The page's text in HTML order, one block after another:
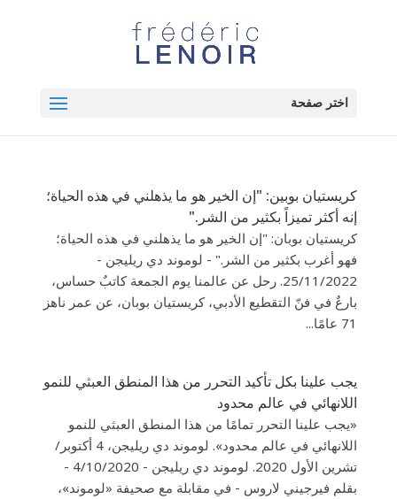
اختر صفحة
كريستيان بوبين: "إن الخير هو ما يذهلني في هذه الحياة؛
إنه أكثر تميزاً بكثير من الشر."
كريستيان بوبان: "إن الخير هو ما يذهلني في هذه الحياة؛
فهو أغرب بكثير من الشر." - لوموند دي ريليجن -
25/11/2022. رحل عن عالمنا يوم الجمعة كاتبٌ حساس،
بارعٌ في فنّ التقطيع الأدبي، كريستيان بوبان، عن عمر ناهز
71 عامًا...
يجب علينا بكل تأكيد التحرر من هذا المنطق العبثي للنمو
اللانهائي في عالم محدود
«يجب علينا التحرر تمامًا من هذا المنطق العبثي للنمو
اللانهائي في عالم محدود». لوموند دي ريليجن، 4 أكتوبر/
تشرين الأول 2020. لوموند دي ريليجن - 4/10/2020 -
بقلم فيرجيني لاروس - في مقابلة مع صحيفة «لوموند»،